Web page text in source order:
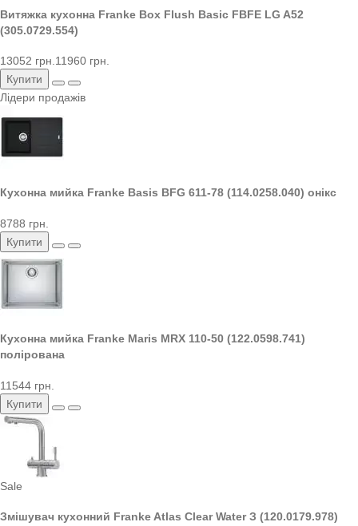
Витяжка кухонна Franke Box Flush Basic FBFE LG A52
(305.0729.554)
13052 грн.11960 грн.
Купити
Лідери продажів
Кухонна мийка Franke Basis BFG 611-78 (114.0258.040) онікс
8788 грн.
Купити
Кухонна мийка Franke Maris MRX 110-50 (122.0598.741)
полірована
11544 грн.
Купити
Sale
Змішувач кухонний Franke Atlas Clear Water З (120.0179.978)